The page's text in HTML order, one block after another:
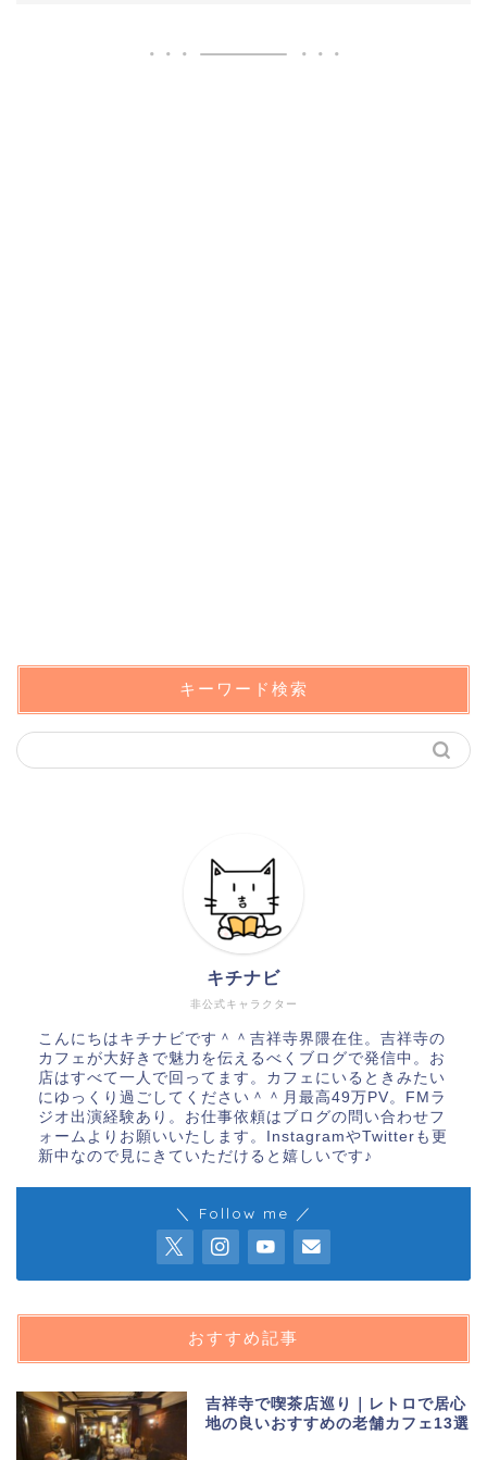
キーワード検索
非公式キャラクター
キチナビ
こんにちはキチナビです＾＾吉祥寺界隈在住。吉祥寺の
カフェが大好きで魅力を伝えるべくブログで発信中。お
店はすべて一人で回ってます。カフェにいるときみたい
にゆっくり過ごしてください＾＾月最高49万PV。FMラ
ジオ出演経験あり。お仕事依頼はブログの問い合わせフ
ォームよりお願いいたします。InstagramやTwitterも更
新中なので見にきていただけると嬉しいです♪
＼ Follow me ／
おすすめ記事
吉祥寺で喫茶店巡り｜レトロで居心
地の良いおすすめの老舗カフェ13選